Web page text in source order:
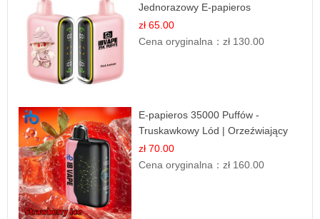
Jednorazowy E-papieros
zł 65.00
Cena oryginalna：zł 130.00
E-papieros 35000 Puffów -
Truskawkowy Lód | Orzeźwiający
Smak
zł 70.00
Cena oryginalna：zł 160.00